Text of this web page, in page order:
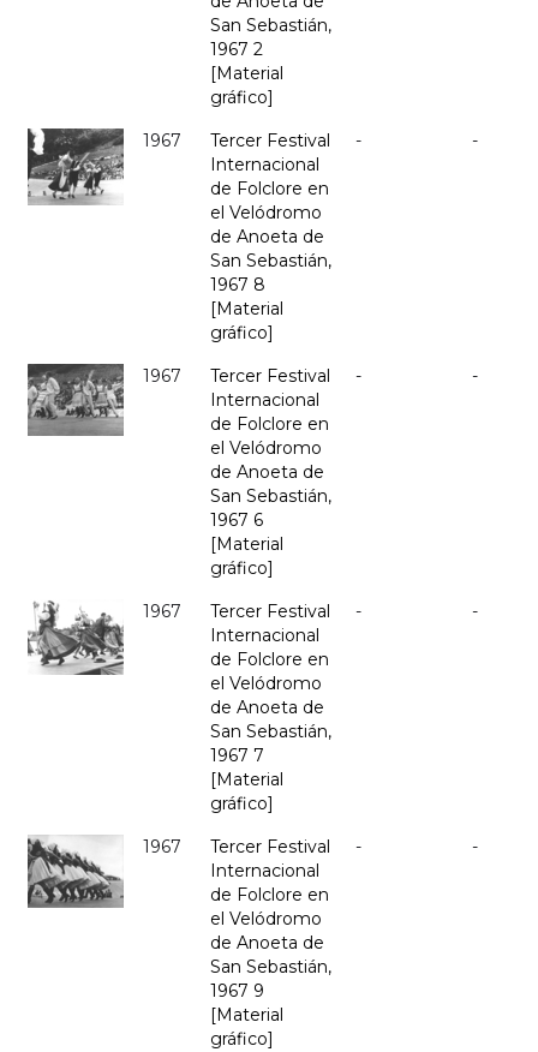
San Sebastián,
1967 2
[Material
gráfico]
1967
Tercer Festival
Internacional
de Folclore en
el Velódromo
de Anoeta de
San Sebastián,
1967 8
[Material
gráfico]
- -
1967
Tercer Festival
Internacional
de Folclore en
el Velódromo
de Anoeta de
San Sebastián,
1967 6
[Material
gráfico]
- -
1967
Tercer Festival
Internacional
de Folclore en
el Velódromo
de Anoeta de
San Sebastián,
1967 7
[Material
gráfico]
- -
1967
Tercer Festival
Internacional
de Folclore en
el Velódromo
de Anoeta de
San Sebastián,
1967 9
[Material
gráfico]
- -